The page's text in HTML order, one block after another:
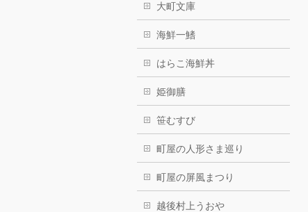
大町文庫
海鮮一鰭
はらこ海鮮丼
姫御膳
笹むすび
町屋の人形さま巡り
町屋の屏風まつり
越後村上うおや